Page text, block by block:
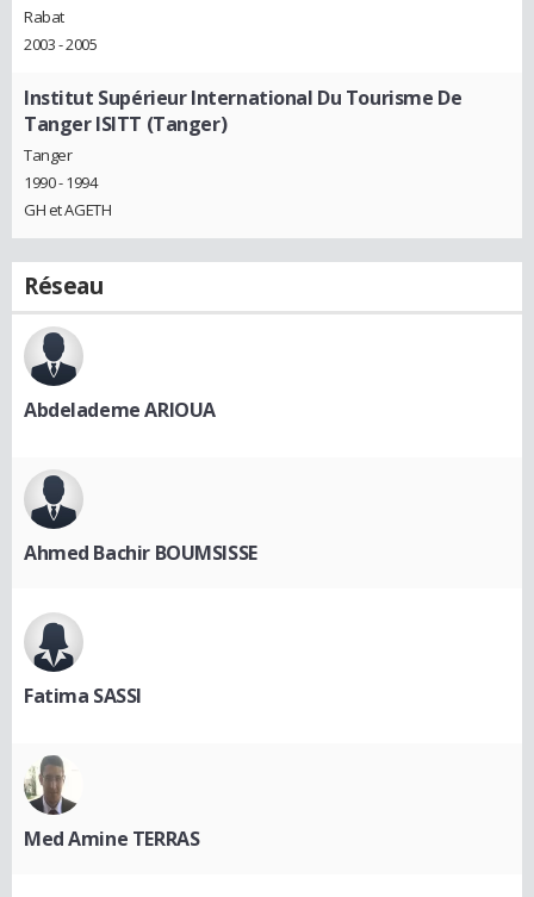
Rabat
2003 - 2005
Institut Supérieur International Du Tourisme De
Tanger ISITT (Tanger)
Tanger
1990 - 1994
GH et AGETH
Réseau
Abdelademe ARIOUA
Ahmed Bachir BOUMSISSE
Fatima SASSI
Med Amine TERRAS